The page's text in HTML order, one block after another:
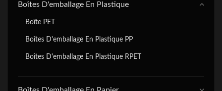
Boîtes D'emballage En Plastique
Boîte PET
Boîtes D'emballage En Plastique PP
Boîtes D'emballage En Plastique RPET